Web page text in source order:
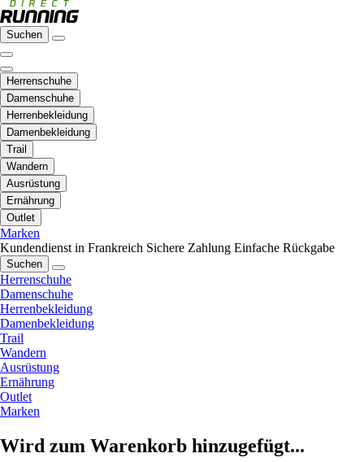
Suchen
Herrenschuhe
Damenschuhe
Herrenbekleidung
Damenbekleidung
Trail
Wandern
Ausrüstung
Ernährung
Outlet
Marken
Kundendienst in Frankreich Sichere Zahlung Einfache Rückgabe
Suchen
Herrenschuhe
Damenschuhe
Herrenbekleidung
Damenbekleidung
Trail
Wandern
Ausrüstung
Ernährung
Outlet
Marken
Wird zum Warenkorb hinzugefügt...